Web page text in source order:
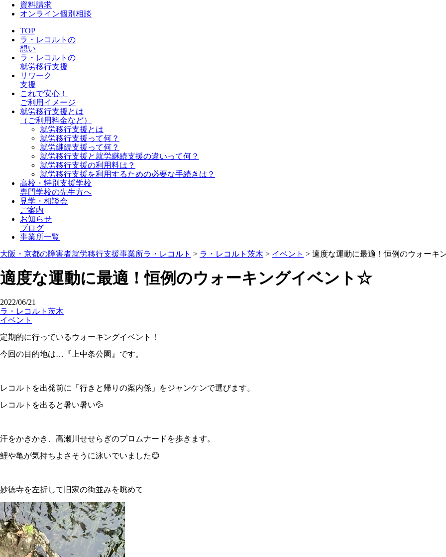
資料請求
オンライン個別相談
TOP
ラ・レコルトの
想い
ラ・レコルトの
就労移行支援
リワーク
支援
これで安心！
ご利用イメージ
就労移行支援とは
（ご利用料金など）
就労移行支援とは
就労移行支援って何？
就労継続支援って何？
就労移行支援と就労継続支援の違いって何？
就労移行支援の利用料は？
就労移行支援を利用するための必要な手続きは？
高校・特別支援学校
専門学校の先生方へ
見学・相談会
ご案内
お知らせ
ブログ
事業所一覧
大阪・京都の障害者就労移行支援事業所ラ・レコルト > ラ・レコルト茨木 > イベント > 適度な運動に最適！恒例のウォーキ
適度な運動に最適！恒例のウォーキングイベント☆
2022/06/21
ラ・レコルト茨木
イベント
定期的に行っているウォーキングイベント！
今回の目的地は…『上中条公園』です。
レコルトを出発前に「行きと帰りの案内係」をジャンケンで選びます。
レコルトを出ると暑い暑い💦
汗をかきかき、高瀬川せせらぎのプロムナードを歩きます。
鯉や亀が気持ちよさそうに泳いでいました😊
妙徳寺を左折して旧家の街並みを眺めて